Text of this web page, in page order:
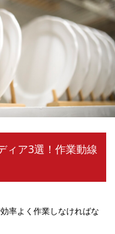
ィア3選！作業動線
率よく作業しなければな